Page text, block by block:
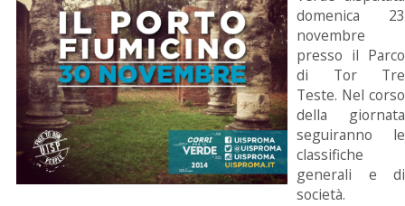
domenica 23
novembre
presso il Parco
di Tor Tre
Teste. Nel corso
della giornata
seguiranno le
classifiche
generali e di
società.